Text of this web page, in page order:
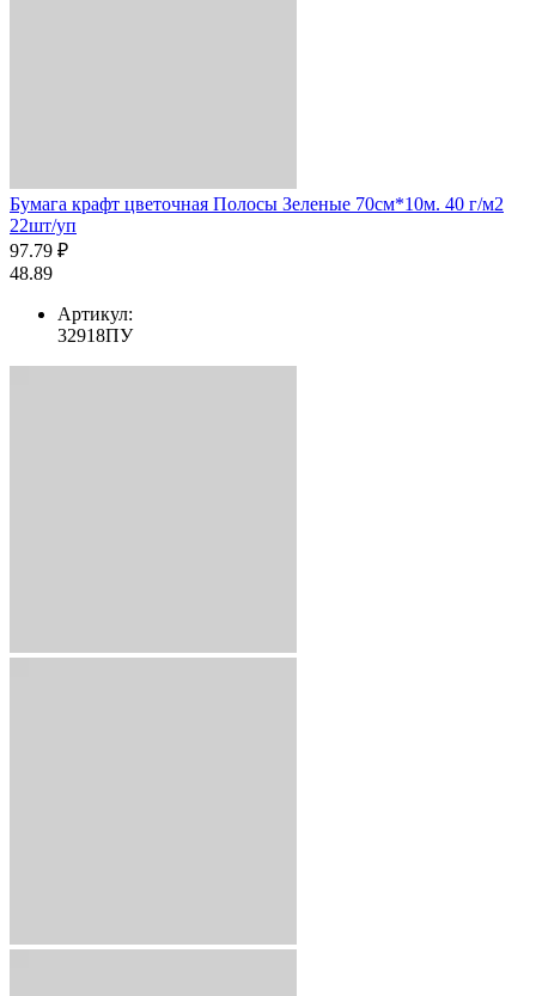
Бумага крафт цветочная Полосы Зеленые 70см*10м. 40 г/м2
22шт/уп
97.79 ₽
48.89
Артикул:
32918ПУ